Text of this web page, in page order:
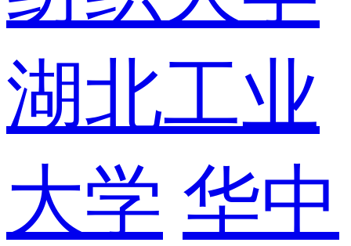
湖北工业
大学 华中